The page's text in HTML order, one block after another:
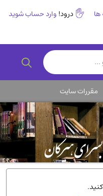
درود! وارد حساب شوید
مقررات سایت